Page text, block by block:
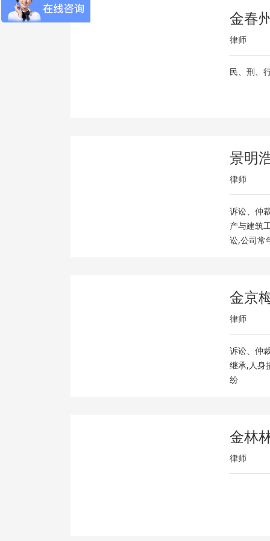
金春
律师
民、刑、
景明
律师
诉讼、仲
产与建筑
讼,公司常
金京
律师
诉讼、仲
继承,人身
纷
金林
律师